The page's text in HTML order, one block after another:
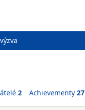
2 Achievementy 27